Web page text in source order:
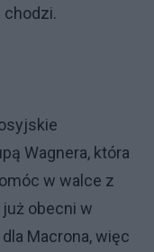
chodzi.
Wagnera, która
w walce z
obecni w
Macrona, więc